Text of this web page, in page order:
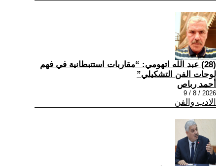
(28) عبد الله اتهومي: “مقاربات استتبطانية في فهم
لوحات الفن التشكيلي”
أحمد رباص
2026 / 8 / 9
الادب والفن